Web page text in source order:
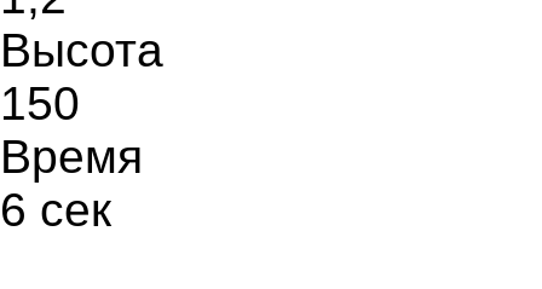
Высота
150
Время
6 сек